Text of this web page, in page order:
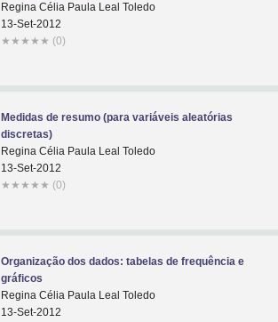
Regina Célia Paula Leal Toledo
13-Set-2012
★ ★ ★ ★ ★ (0)
Medidas de resumo (para variáveis aleatórias
discretas)
Regina Célia Paula Leal Toledo
13-Set-2012
★ ★ ★ ★ ★ (0)
Organização dos dados: tabelas de frequência e
gráficos
Regina Célia Paula Leal Toledo
13-Set-2012